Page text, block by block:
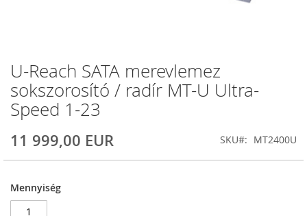
U-Reach SATA merevlemez
sokszorosító / radír MT-U Ultra-
Speed 1-23
11 999,00 EUR SKU MT2400U
Mennyiség
Ugrás
a
képgaléria
elejére